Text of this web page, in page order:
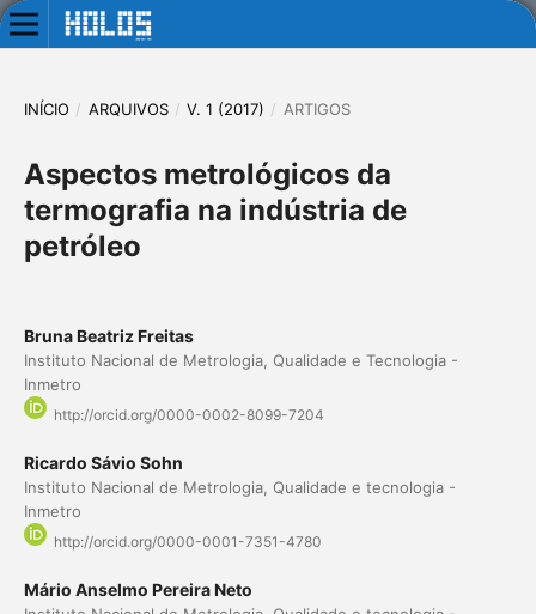
INÍCIO / ARQUIVOS / V. 1 (2017) / ARTIGOS
Aspectos metrológicos da
termografia na indústria de
petróleo
Bruna Beatriz Freitas
Instituto Nacional de Metrologia, Qualidade e Tecnologia -
Inmetro
http://orcid.org/0000-0002-8099-7204
Ricardo Sávio Sohn
Instituto Nacional de Metrologia, Qualidade e tecnologia -
Inmetro
http://orcid.org/0000-0001-7351-4780
Mário Anselmo Pereira Neto